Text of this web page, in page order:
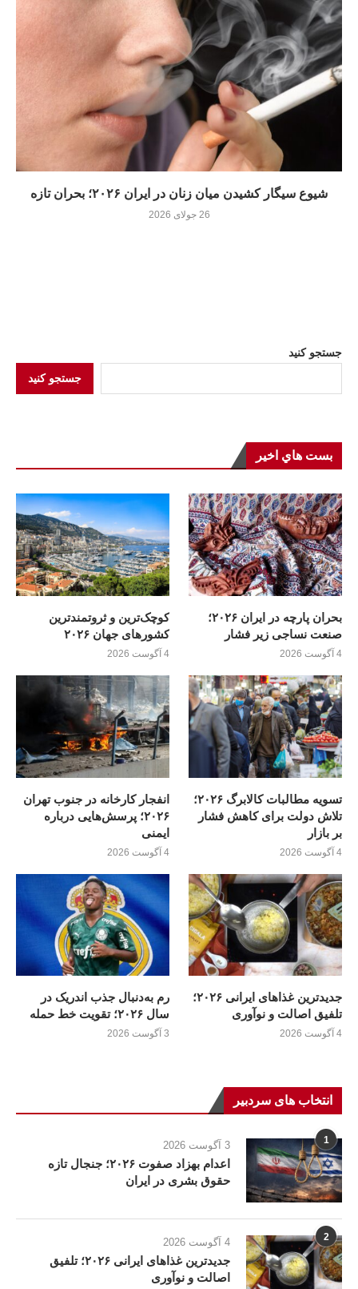
شیوع سیگار کشیدن میان زنان در ایران ۲۰۲۶؛ بحران تازه
26 جولای 2026
جستجو کنید
جستجو کنید
بست هاي اخير
بحران پارچه در ایران ۲۰۲۶؛
صنعت نساجی زیر فشار
4 آگوست 2026
کوچک‌ترین و ثروتمندترین
کشورهای جهان ۲۰۲۶
4 آگوست 2026
تسویه مطالبات کالابرگ ۲۰۲۶؛
تلاش دولت برای کاهش فشار
بر بازار
4 آگوست 2026
انفجار کارخانه در جنوب تهران
۲۰۲۶؛ پرسش‌هایی درباره
ایمنی
4 آگوست 2026
جدیدترین غذاهای ایرانی ۲۰۲۶؛
تلفیق اصالت و نوآوری
4 آگوست 2026
رم به‌دنبال جذب اندریک در
سال ۲۰۲۶؛ تقویت خط حمله
3 آگوست 2026
انتخاب های سردبیر
1 3 آگوست 2026
اعدام بهزاد صفوت ۲۰۲۶؛ جنجال تازه
حقوق بشری در ایران
2 4 آگوست 2026
جدیدترین غذاهای ایرانی ۲۰۲۶؛ تلفیق
اصالت و نوآوری